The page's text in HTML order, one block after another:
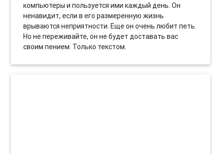
компьютеры и пользуется ими каждый день. Он
ненавидит, если в его размеренную жизнь
врываются неприятности. Еще он очень любит петь.
Но не переживайте, он не будет доставать вас
своим пением. Только текстом.